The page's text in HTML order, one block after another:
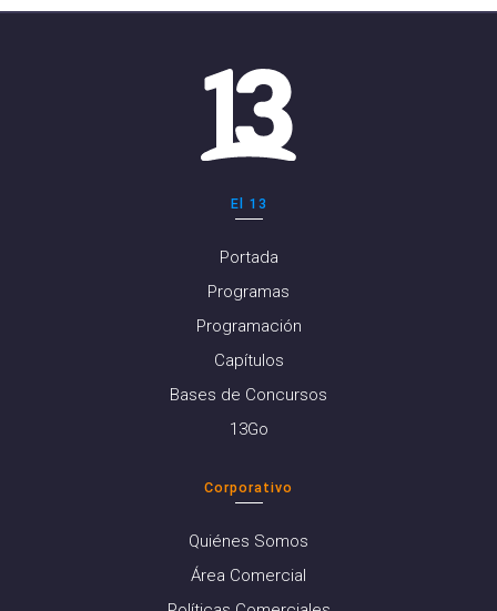
El 13
Portada
Programas
Programación
Capítulos
Bases de Concursos
13Go
Corporativo
Quiénes Somos
Área Comercial